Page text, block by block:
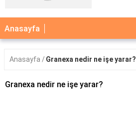
×
AİLE
ÇOCUK
BEBEK
Anasayfa
Anasayfa Granexa nedir ne işe yarar?
Granexa nedir ne işe yarar?